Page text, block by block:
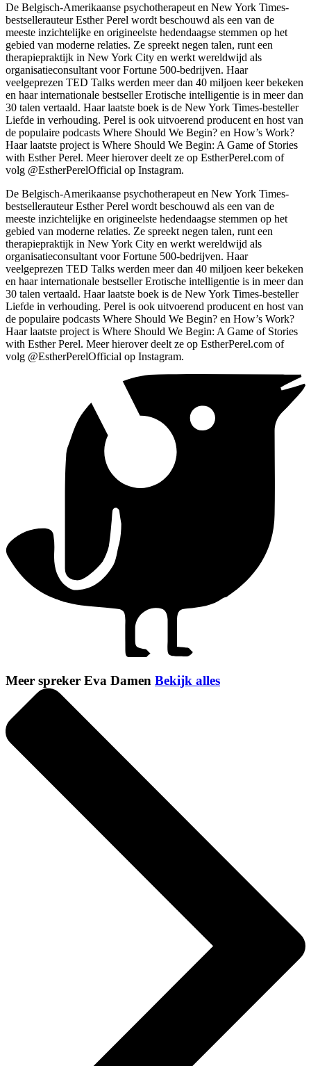
De Belgisch-Amerikaanse psychotherapeut en New York Times-
bestsellerauteur Esther Perel wordt beschouwd als een van de
meeste inzichtelijke en origineelste hedendaagse stemmen op het
gebied van moderne relaties. Ze spreekt negen talen, runt een
therapiepraktijk in New York City en werkt wereldwijd als
organisatieconsultant voor Fortune 500-bedrijven. Haar
veelgeprezen TED Talks werden meer dan 40 miljoen keer bekeken
en haar internationale bestseller Erotische intelligentie is in meer dan
30 talen vertaald. Haar laatste boek is de New York Times-besteller
Liefde in verhouding. Perel is ook uitvoerend producent en host van
de populaire podcasts Where Should We Begin? en How’s Work?
Haar laatste project is Where Should We Begin: A Game of Stories
with Esther Perel. Meer hierover deelt ze op EstherPerel.com of
volg @EstherPerelOfficial op Instagram.
De Belgisch-Amerikaanse psychotherapeut en New York Times-
bestsellerauteur Esther Perel wordt beschouwd als een van de
meeste inzichtelijke en origineelste hedendaagse stemmen op het
gebied van moderne relaties. Ze spreekt negen talen, runt een
therapiepraktijk in New York City en werkt wereldwijd als
organisatieconsultant voor Fortune 500-bedrijven. Haar
veelgeprezen TED Talks werden meer dan 40 miljoen keer bekeken
en haar internationale bestseller Erotische intelligentie is in meer dan
30 talen vertaald. Haar laatste boek is de New York Times-besteller
Liefde in verhouding. Perel is ook uitvoerend producent en host van
de populaire podcasts Where Should We Begin? en How’s Work?
Haar laatste project is Where Should We Begin: A Game of Stories
with Esther Perel. Meer hierover deelt ze op EstherPerel.com of
volg @EstherPerelOfficial op Instagram.
Meer spreker Eva Damen Bekijk alles